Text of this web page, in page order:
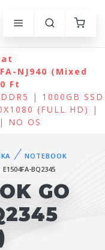
NJ940 (Mixed
Ft
| 1000GB SSD
(FULL HD) |
NO OS
NOTEBOOK
E1504FA-BQ2345
GO